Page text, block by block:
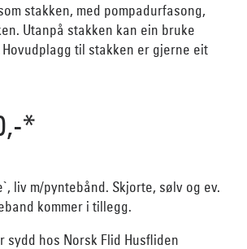
stakken, med pompadurfasong,
Utanpå stakken kan ein bruke
til stakken er gjerne eit
*
liv m/pyntebånd. Skjorte, sølv og ev.
kommer i tillegg.
sydd hos Norsk Flid Husfliden